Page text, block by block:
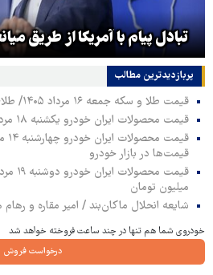
تبادل پیام با آمریکا از طریق
پربازدیدترین‌ مطالب
قیمت طلا و سکه جمعه ۱۶ مرداد ۱۴۰۵/ طلای ۱۸ عیار امروز چند؟
قیمت محصولات ایران خودرو یکشنبه ۱۸ مرداد ۱۴۰۵/ کاهش قیمت ۲۰۷
قیمت‌ها در بازار خودرو
میلیون تومان
شایعه انحلال ماکان‌بند / امیر مقاره و
خودروی شما هم تنها در چند ساعت فروخته خواهد شد
درخواست فروش